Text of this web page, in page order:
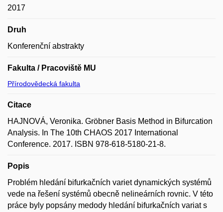
2017
Druh
Konferenční abstrakty
Fakulta / Pracoviště MU
Přírodovědecká fakulta
Citace
HAJNOVÁ, Veronika. Gröbner Basis Method in Bifurcation
Analysis. In The 10th CHAOS 2017 International
Conference. 2017. ISBN 978-618-5180-21-8.
Popis
Problém hledání bifurkačních variet dynamických systémů
vede na řešení systémů obecně nelineárních rovnic. V této
práce byly popsány medody hledání bifurkačních variat s